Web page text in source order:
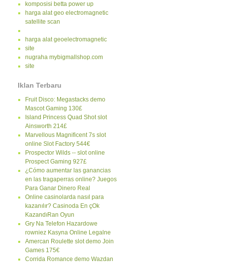
komposisi betta power up
harga alat geo electromagnetic
satellite scan
harga alat geoelectromagnetic
site
nugraha mybigmallshop.com
site
Iklan Terbaru
Fruit Disco: Megastacks demo
Mascot Gaming 130£
Island Princess Quad Shot slot
Ainsworth 214£
Marvellous Magnificent 7s slot
online Slot Factory 544€
Prospector Wilds -- slot online
Prospect Gaming 927£
¿Cómo aumentar las ganancias
en las tragaperras online? Juegos
Para Ganar Dinero Real
Online casinolarda nasıl para
kazanılır? Casinoda En çOk
KazandıRan Oyun
Gry Na Telefon Hazardowe
rowniez Kasyna Online Legalne
Amercan Roulette slot demo Join
Games 175€
Corrida Romance demo Wazdan